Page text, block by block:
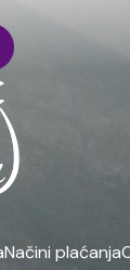
Načini plaćanja